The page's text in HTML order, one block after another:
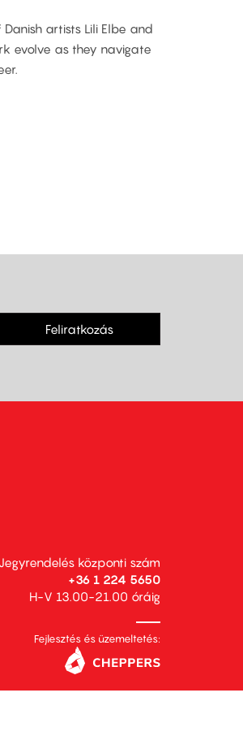
artists Lili Elbe and
evolve as they navigate
Feliratkozás
Jegyrendelés központi szám
+36 1 224 5650
H-V 13.00-21.00 óráig
Fejlesztés és üzemeltetés: